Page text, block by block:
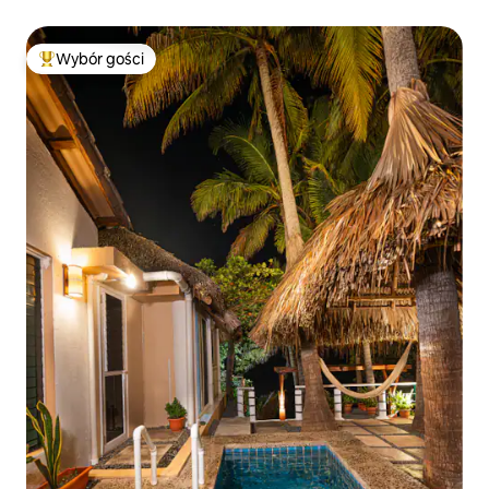
Najpopularniejsze z kategorii Wybór gości
Wybór gości